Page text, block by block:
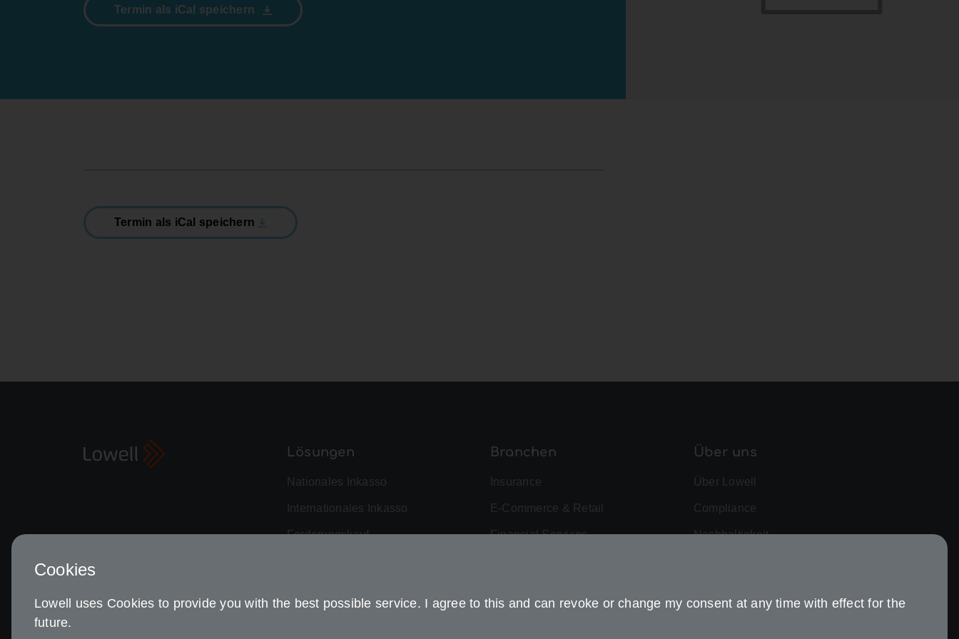
Termin als iCal speichern
Termin als iCal speichern
Lösungen
Nationales Inkasso
Internationales Inkasso
Forderungskauf
Customer Experience
Branchen
Insurance
E-Commerce & Retail
Financial Services
Über uns
Über Lowell
Compliance
Nachhaltigkeit
Cookies
Lowell uses Cookies to provide you with the best possible service. I agree to this and can revoke or change my consent at any time with effect for the
future.